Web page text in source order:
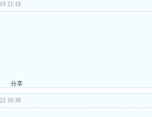
21:18
分享
16:38